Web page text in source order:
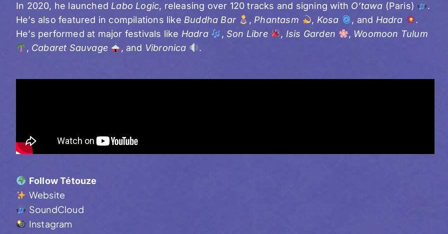
In 2020, he launched Labo Logic, releasing over 120 tracks and signing with O’tawa (Paris)
.
He’s also featured in compilations like Buddha Bar , Phantasm , Kosa , and Hadra
.
He’s performed at major festivals like Hadra , Son Libre , Isis Garden , Woomoon Tulum
, Cabaret Sauvage , and Vibronica .
Follow Tétouze
Website
SoundCloud
Instagram